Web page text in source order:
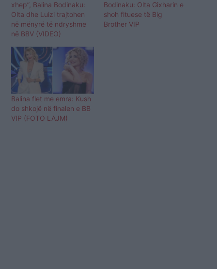
xhep”, Balina Bodinaku:
Olta dhe Luizi trajtohen
në mënyrë të ndryshme
në BBV (VIDEO)
Bodinaku: Olta Gixharin e
shoh fituese të Big
Brother VIP
Balina flet me emra: Kush
do shkojë në finalen e BB
VIP (FOTO LAJM)